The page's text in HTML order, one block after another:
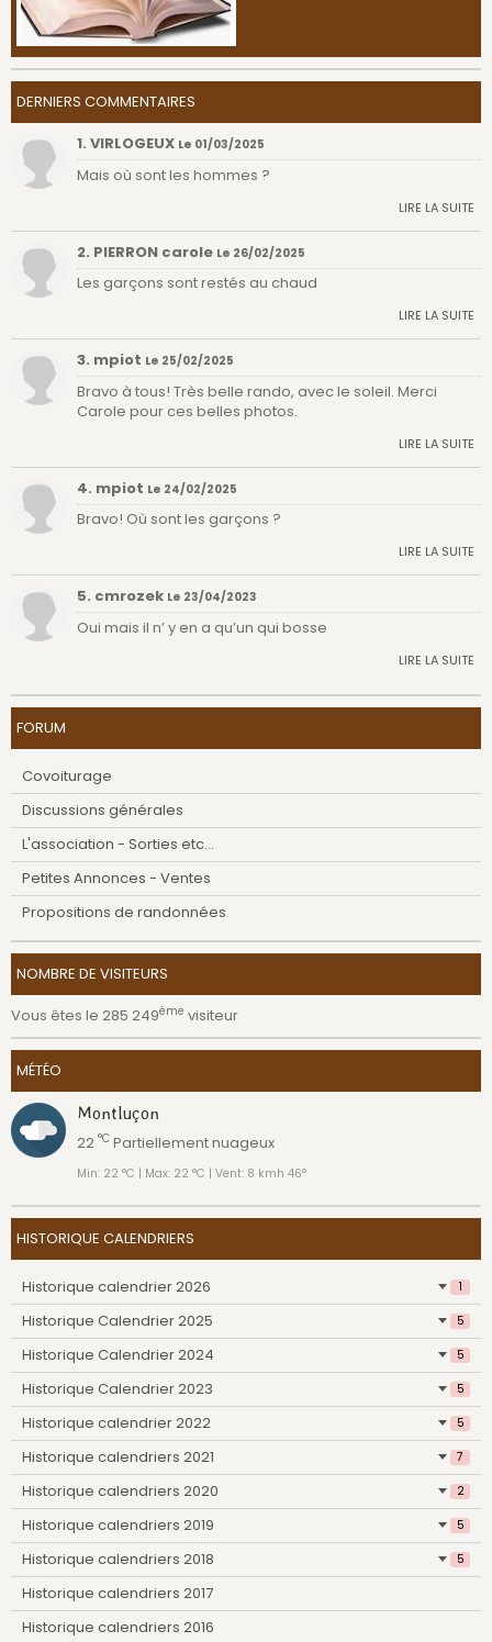
DERNIERS COMMENTAIRES
1. VIRLOGEUX Le 01/03/2025
Mais où sont les hommes ?
LIRE LA SUITE
2. PIERRON carole Le 26/02/2025
Les garçons sont restés au chaud
LIRE LA SUITE
3. mpiot Le 25/02/2025
Bravo à tous! Très belle rando, avec le soleil. Merci
Carole pour ces belles photos.
LIRE LA SUITE
4. mpiot Le 24/02/2025
Bravo! Où sont les garçons ?
LIRE LA SUITE
5. cmrozek Le 23/04/2023
Oui mais il n’ y en a qu’un qui bosse
LIRE LA SUITE
FORUM
Covoiturage
Discussions générales
L'association - Sorties etc...
Petites Annonces - Ventes
Propositions de randonnées
NOMBRE DE VISITEURS
Vous êtes le 285 249ème visiteur
MÉTÉO
Montluçon
22 °C Partiellement nuageux
Min: 22 °C | Max: 22 °C | Vent: 8 kmh 46°
HISTORIQUE CALENDRIERS
Historique calendrier 2026 1
Historique Calendrier 2025 5
Historique Calendrier 2024 5
Historique Calendrier 2023 5
Historique calendrier 2022 5
Historique calendriers 2021 7
Historique calendriers 2020 2
Historique calendriers 2019 5
Historique calendriers 2018 5
Historique calendriers 2017
Historique calendriers 2016